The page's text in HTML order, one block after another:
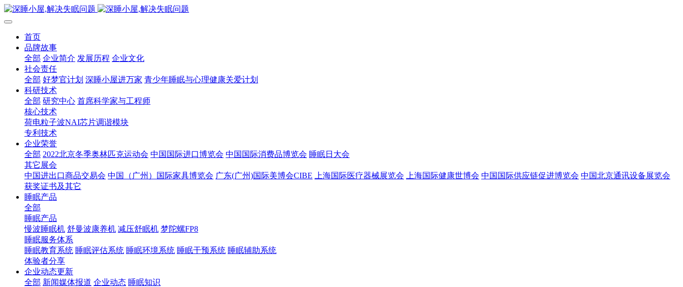
首页
品牌故事
全部 企业简介 发展历程 企业文化
社会责任
全部 好梦官计划 深睡小屋进万家 青少年睡眠与心理健康关爱计划
科研技术
全部 研究中心 首席科学家与工程师
核心技术
荷电粒子波NAI芯片调谐模块
专利技术
企业荣誉
全部 2022北京冬季奥林匹克运动会 中国国际进口博览会 中国国际消费品博览会 睡眠日大会
其它展会
中国进出口商品交易会 中国（广州）国际家具博览会 广东(广州)国际美博会CIBE 上海国际医疗器械展览会 上海国际健康世博会 中国国际供应链促进博览会 中国北京通讯设备展览会
获奖证书及其它
睡眠产品
全部
睡眠产品
慢波睡眠机 舒曼波康养机 减压舒眠机 梦陀螺FP8
睡眠服务体系
睡眠教育系统 睡眠评估系统 睡眠环境系统 睡眠干预系统 睡眠辅助系统
体验者分享
企业动态更新
全部 新闻媒体报道 企业动态 睡眠知识